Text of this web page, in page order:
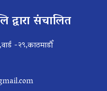
द्वारा संचालित
-२९,काठमाडौँ